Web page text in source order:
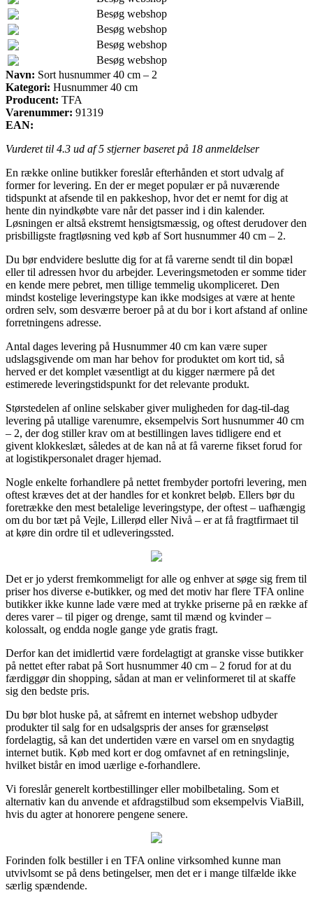
Besøg webshop
Besøg webshop
Besøg webshop
Besøg webshop
Navn: Sort husnummer 40 cm – 2
Kategori: Husnummer 40 cm
Producent: TFA
Varenummer: 91319
EAN:
Vurderet til 4.3 ud af 5 stjerner baseret på 18 anmeldelser
En række online butikker foreslår efterhånden et stort udvalg af
former for levering. En der er meget populær er på nuværende
tidspunkt at afsende til en pakkeshop, hvor det er nemt for dig at
hente din nyindkøbte vare når det passer ind i din kalender.
Løsningen er altså ekstremt hensigtsmæssig, og oftest derudover den
prisbilligste fragtløsning ved køb af Sort husnummer 40 cm – 2.
Du bør endvidere beslutte dig for at få varerne sendt til din bopæl
eller til adressen hvor du arbejder. Leveringsmetoden er somme tider
en kende mere pebret, men tillige temmelig ukompliceret. Den
mindst kostelige leveringstype kan ikke modsiges at være at hente
ordren selv, som desværre beroer på at du bor i kort afstand af online
forretningens adresse.
Antal dages levering på Husnummer 40 cm kan være super
udslagsgivende om man har behov for produktet om kort tid, så
herved er det komplet væsentligt at du kigger nærmere på det
estimerede leveringstidspunkt for det relevante produkt.
Størstedelen af online selskaber giver muligheden for dag-til-dag
levering på utallige varenumre, eksempelvis Sort husnummer 40 cm
– 2, der dog stiller krav om at bestillingen laves tidligere end et
givent klokkeslæt, således at de kan nå at få varerne fikset forud for
at logistikpersonalet drager hjemad.
Nogle enkelte forhandlere på nettet frembyder portofri levering, men
oftest kræves det at der handles for et konkret beløb. Ellers bør du
foretrække den mest betalelige leveringstype, der oftest – uafhængig
om du bor tæt på Vejle, Lillerød eller Nivå – er at få fragtfirmaet til
at køre din ordre til et udleveringssted.
Det er jo yderst fremkommeligt for alle og enhver at søge sig frem til
priser hos diverse e-butikker, og med det motiv har flere TFA online
butikker ikke kunne lade være med at trykke priserne på en række af
deres varer – til piger og drenge, samt til mænd og kvinder –
kolossalt, og endda nogle gange yde gratis fragt.
Derfor kan det imidlertid være fordelagtigt at granske visse butikker
på nettet efter rabat på Sort husnummer 40 cm – 2 forud for at du
færdiggør din shopping, sådan at man er velinformeret til at skaffe
sig den bedste pris.
Du bør blot huske på, at såfremt en internet webshop udbyder
produkter til salg for en udsalgspris der anses for grænseløst
fordelagtig, så kan det undertiden være en varsel om en snydagtig
internet butik. Køb med kort er dog omfavnet af en retningslinje,
hvilket bistår en imod uærlige e-forhandlere.
Vi foreslår generelt kortbestillinger eller mobilbetaling. Som et
alternativ kan du anvende et afdragstilbud som eksempelvis ViaBill,
hvis du agter at honorere pengene senere.
Forinden folk bestiller i en TFA online virksomhed kunne man
utvivlsomt se på dens betingelser, men det er i mange tilfælde ikke
særlig spændende.